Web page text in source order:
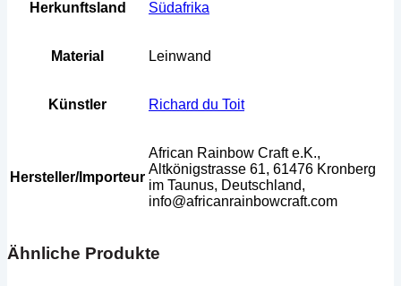
Herkunftsland Südafrika
Material Leinwand
Künstler Richard du Toit
Hersteller/Importeur
African Rainbow Craft e.K.,
Altkönigstrasse 61, 61476 Kronberg
im Taunus, Deutschland,
info@africanrainbowcraft.com
Ähnliche Produkte